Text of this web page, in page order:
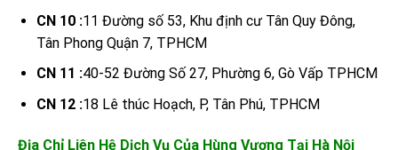
CN 10 :11 Đường số 53, Khu định cư Tân Quy Đông,
Tân Phong Quận 7, TPHCM
CN 11 :40-52 Đường Số 27, Phường 6, Gò Vấp TPHCM
CN 12 :18 Lê thúc Hoạch, P, Tân Phú, TPHCM
Địa Chỉ Liên Hệ Dịch Vụ Của Hùng Vương Tại Hà Nội